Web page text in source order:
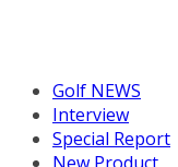
Golf NEWS
Interview
Special Report